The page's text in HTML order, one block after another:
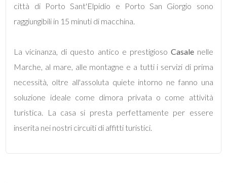
città di Porto Sant'Elpidio e Porto San Giorgio sono
raggiungibili in 15 minuti di macchina.
La vicinanza, di questo antico e prestigioso Casalenelle
Marche, al mare, alle montagne e a tutti i servizi di prima
necessità, oltre all'assoluta quiete intorno ne fanno una
soluzione ideale come dimora privata o come attività
turistica. La casa si presta perfettamente per essere
inserita nei nostri circuiti di affitti turistici.
1
3